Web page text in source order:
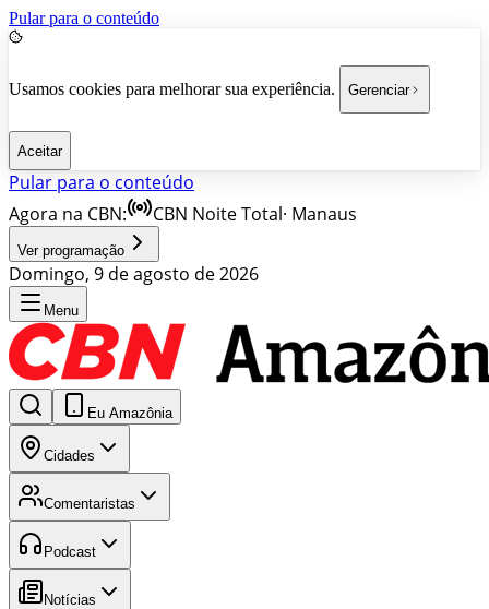
Pular para o conteúdo
Usamos cookies para melhorar sua experiência. Gerenciar
Aceitar
Pular para o conteúdo
Agora na CBN:
CBN Noite Total· Manaus
Ver programação
Domingo, 9 de agosto de 2026
Menu
Eu Amazônia
Cidades
Comentaristas
Podcast
Notícias